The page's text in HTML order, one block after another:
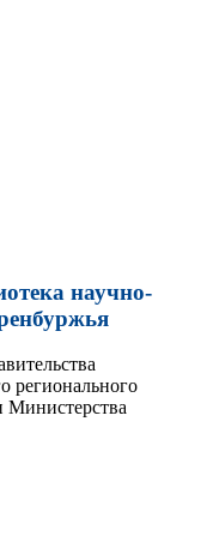
научно-
регионального
Министерства